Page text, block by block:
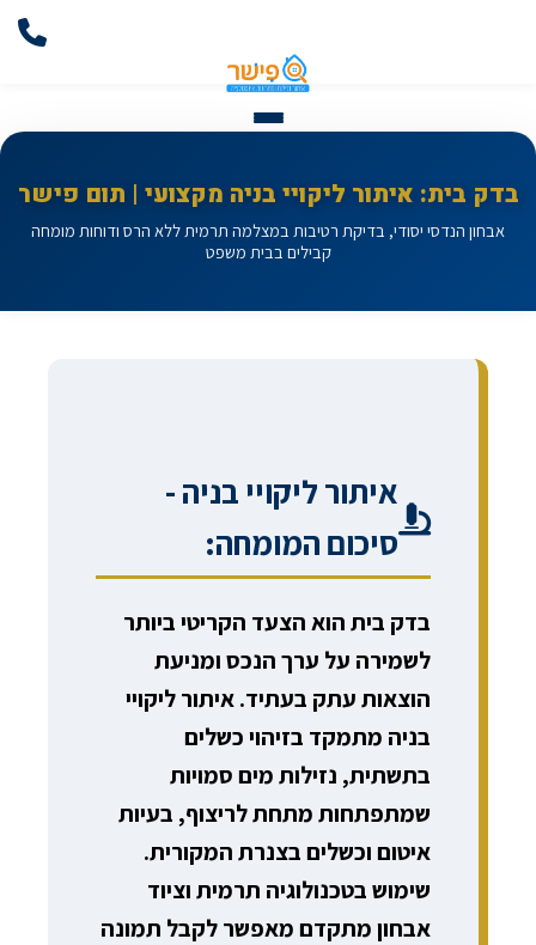
בדק בית: איתור ליקויי בניה מקצועי | תום פישר
אבחון הנדסי יסודי, בדיקת רטיבות במצלמה תרמית ללא הרס ודוחות מומחה
קבילים בבית משפט
איתור ליקויי בניה -
סיכום המומחה:
בדק בית הוא הצעד הקריטי ביותר
לשמירה על ערך הנכס ומניעת
הוצאות עתק בעתיד. איתור ליקויי
בניה מתמקד בזיהוי כשלים
בתשתית, נזילות מים סמויות
שמתפתחות מתחת לריצוף, בעיות
איטום וכשלים בצנרת המקורית.
שימוש בטכנולוגיה תרמית וציוד
אבחון מתקדם מאפשר לקבל תמונה